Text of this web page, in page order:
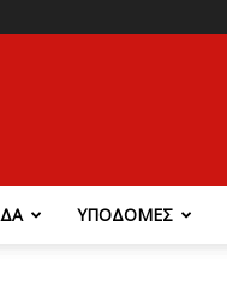
ΥΠΟΔΟΜΕΣ